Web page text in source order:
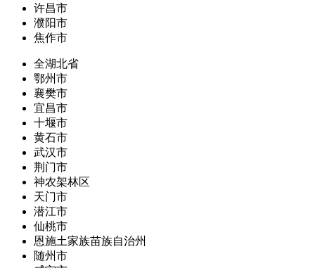
许昌市
濮阳市
焦作市
全湖北省
鄂州市
襄樊市
宜昌市
十堰市
黄石市
武汉市
荆门市
神农架林区
天门市
潜江市
仙桃市
恩施土家族苗族自治州
随州市